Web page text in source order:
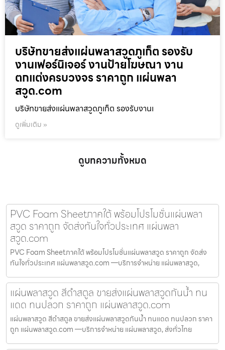
บริษัทขายส่งแผ่นพลาสวูดภูเก็ต รองรับ
งานเฟอร์นิเจอร์ งานป้ายโฆษณา งาน
ตกแต่งครบวงจร ราคาถูก แผ่นพลา
สวูด.com
บริษัทขายส่งแผ่นพลาสวูดภูเก็ต รองรับงานเ
ดูเพิ่มเติม »
ดูบทความทั้งหมด
PVC Foam Sheetภาคใต้ พร้อมโปรโมชั่นแผ่นพลา
สวูด ราคาถูก จัดส่งทันใจทั่วประเทศ แผ่นพลา
สวูด.com
PVC Foam Sheetภาคใต้ พร้อมโปรโมชั่นแผ่นพลาสวูด ราคาถูก จัดส่ง
ทันใจทั่วประเทศ แผ่นพลาสวูด.com —บริการจำหน่าย แผ่นพลาสวูด,
แผ่นพลาสวูด สีดำสตูล ขายส่งแผ่นพลาสวูดกันน้ำ ทน
แดด ทนปลวก ราคาถูก แผ่นพลาสวูด.com
แผ่นพลาสวูด สีดำสตูล ขายส่งแผ่นพลาสวูดกันน้ำ ทนแดด ทนปลวก ราคา
ถูก แผ่นพลาสวูด.com —บริการจำหน่าย แผ่นพลาสวูด, ส่งทั่วไทย